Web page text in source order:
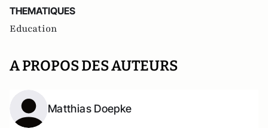
THEMATIQUES
Education
A PROPOS DES AUTEURS
Matthias Doepke